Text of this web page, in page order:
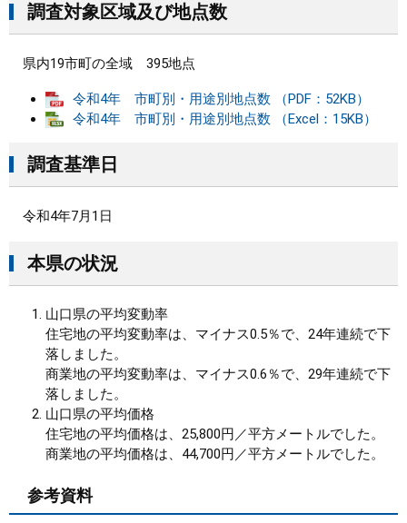
調査対象区域及び地点数
県内19市町の全域 395地点
令和4年 市町別・用途別地点数 （PDF：52KB）
令和4年 市町別・用途別地点数 （Excel：15KB）
調査基準日
令和4年7月1日
本県の状況
山口県の平均変動率
住宅地の平均変動率は、マイナス0.5％で、24年連続で下
落しました。
商業地の平均変動率は、マイナス0.6％で、29年連続で下
落しました。
山口県の平均価格
住宅地の平均価格は、25,800円／平方メートルでした。
商業地の平均価格は、44,700円／平方メートルでした。
参考資料